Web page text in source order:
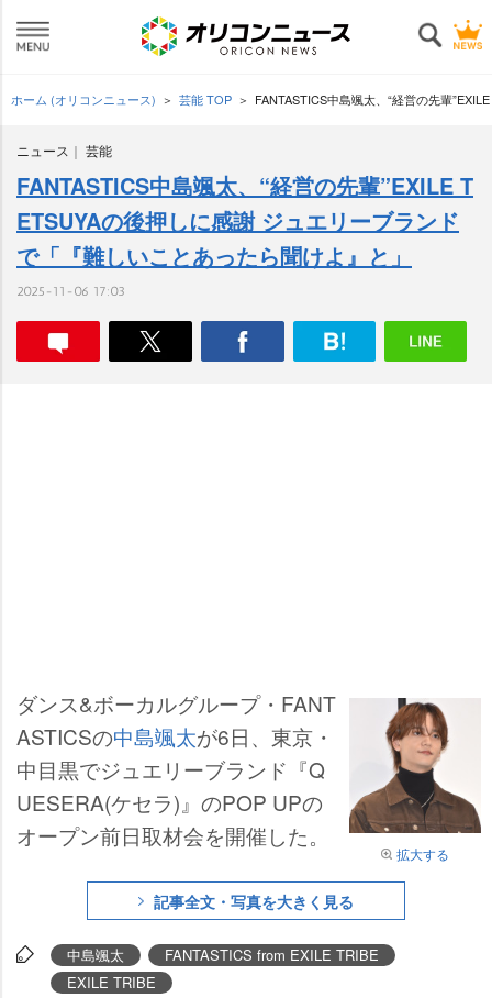
ホーム (オリコンニュース) 芸能 TOP FANTASTICS中島颯太、“経営の先輩
ニュース 芸能
FANTASTICS中島颯太、“経営の先輩”EXILE T
ETSUYAの後押しに感謝 ジュエリーブランド
で「『難しいことあったら聞けよ』と」
2025-11-06 17:03
拡大する
ダンス&ボーカルグループ・FANT
ASTICSの中島颯太が6日、東京・
中目黒でジュエリーブランド『Q
UESERA(ケセラ)』のPOP UPの
オープン前日取材会を開催した。
記事全文・写真を大きく見る
中島颯太
FANTASTICS from EXILE TRIBE
EXILE TRIBE